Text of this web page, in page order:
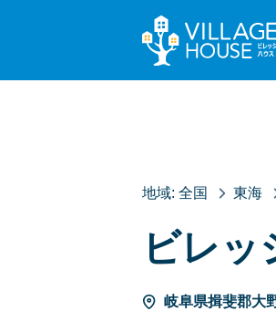
地域: 全国 東海
ビレッ
岐阜県揖斐郡大